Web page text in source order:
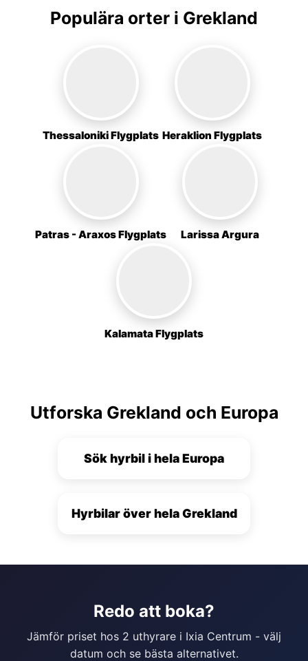
Populära orter i Grekland
Thessaloniki Flygplats Heraklion Flygplats
Patras - Araxos Flygplats Larissa Argura
Kalamata Flygplats
Utforska Grekland och Europa
Sök hyrbil i hela Europa
Hyrbilar över hela Grekland
Redo att boka?
Jämför priset hos 2 uthyrare i Ixia Centrum - välj
datum och se bästa alternativet.